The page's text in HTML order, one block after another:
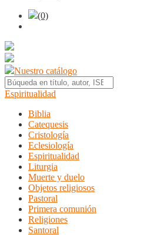
(0)
Nuestro catálogo
Espiritualidad
Biblia
Catequesis
Cristología
Eclesiología
Espiritualidad
Liturgia
Muerte y duelo
Objetos religiosos
Pastoral
Primera comunión
Religiones
Santoral